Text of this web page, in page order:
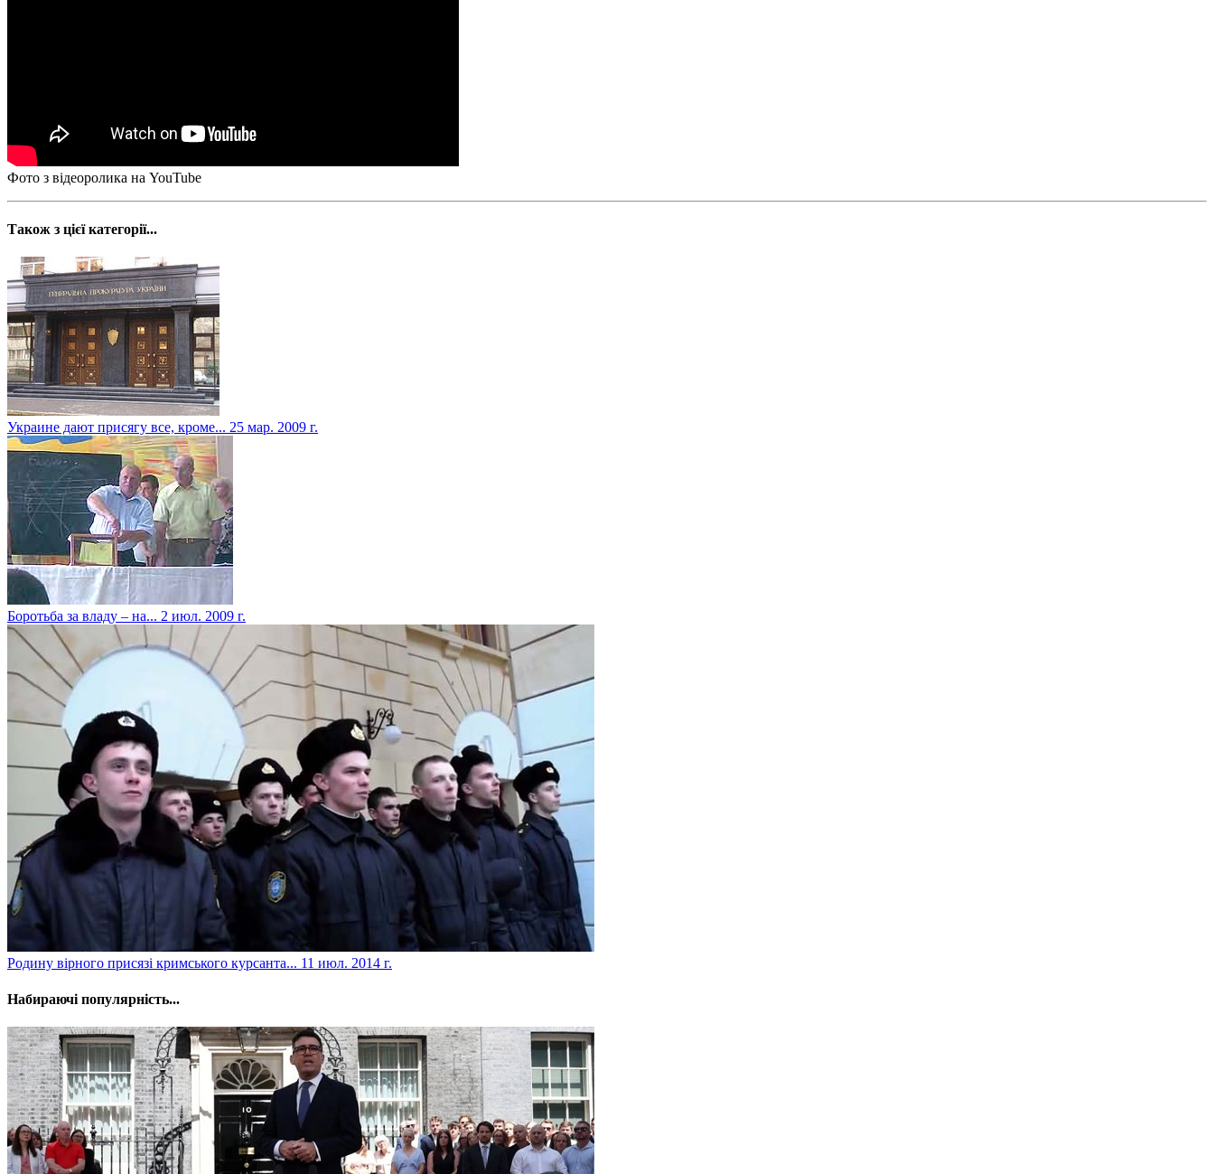
Фото з відеоролика на YouTube
Також з цієї категорії...
Украине дают присягу все, кроме... 25 мар. 2009 г.
Боротьба за владу – на... 2 июл. 2009 г.
Родину вірного присязі кримського курсанта... 11 июл. 2014 г.
Набираючі популярність...